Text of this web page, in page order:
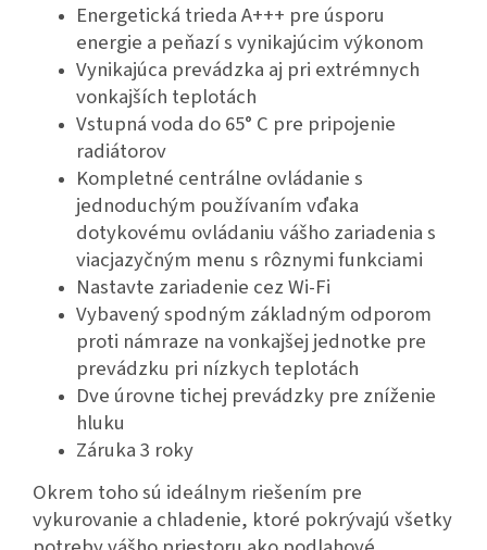
Energetická trieda A+++ pre úsporu
energie a peňazí s vynikajúcim výkonom
Vynikajúca prevádzka aj pri extrémnych
vonkajších teplotách
Vstupná voda do 65° C pre pripojenie
radiátorov
Kompletné centrálne ovládanie s
jednoduchým používaním vďaka
dotykovému ovládaniu vášho zariadenia s
viacjazyčným menu s rôznymi funkciami
Nastavte zariadenie cez Wi-Fi
Vybavený spodným základným odporom
proti námraze na vonkajšej jednotke pre
prevádzku pri nízkych teplotách
Dve úrovne tichej prevádzky pre zníženie
hluku
Záruka 3 roky
Okrem toho sú ideálnym riešením pre
vykurovanie a chladenie, ktoré pokrývajú všetky